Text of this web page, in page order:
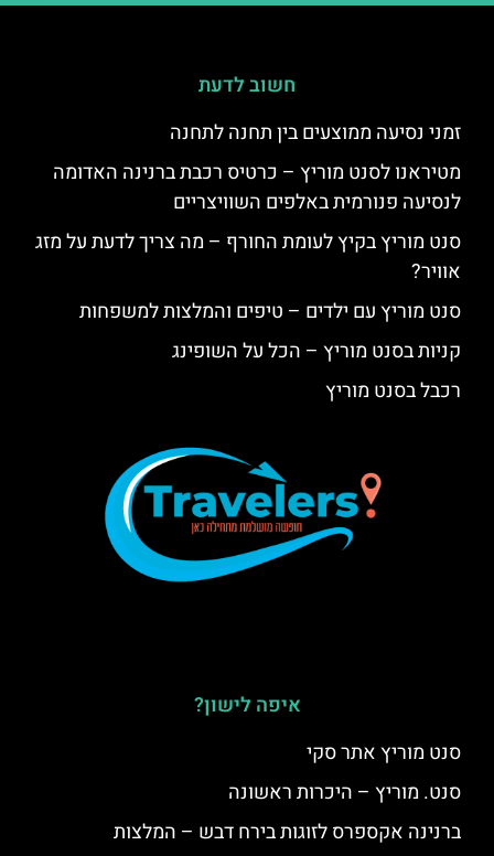
חשוב לדעת
זמני נסיעה ממוצעים בין תחנה לתחנה
מטיראנו לסנט מוריץ – כרטיס רכבת ברנינה האדומה
לנסיעה פנורמית באלפים השוויצריים
סנט מוריץ בקיץ לעומת החורף – מה צריך לדעת על מזג
אוויר?
סנט מוריץ עם ילדים – טיפים והמלצות למשפחות
קניות בסנט מוריץ – הכל על השופינג
רכבל בסנט מוריץ
איפה לישון?
סנט מוריץ אתר סקי
סנט. מוריץ – היכרות ראשונה
ברנינה אקספרס לזוגות בירח דבש – המלצות